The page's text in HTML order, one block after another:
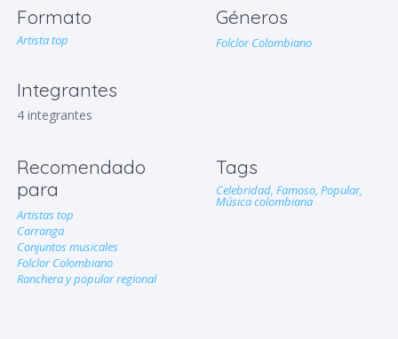
Formato
Artista top
Integrantes
4 integrantes
Géneros
Folclor Colombiano
Recomendado
para
Artistas top
Carranga
Conjuntos musicales
Folclor Colombiano
Ranchera y popular regional
Tags
Celebridad, Famoso, Popular,
Música colombiana